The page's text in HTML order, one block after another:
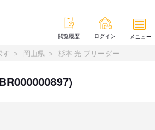
閲覧履歴 ログイン メニュー
す 岡山県 杉本 光 ブリーダー